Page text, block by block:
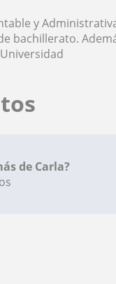
y
bachillerato.
de Carla?